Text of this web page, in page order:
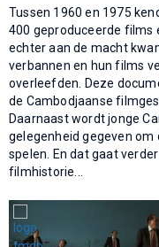
Tussen 1960 en 1975
400 geproduceerde films
echter aan de macht
verbannen en hun films
overleefden. Deze
de Cambodjaanse
Daarnaast wordt jonge
gelegenheid gegeven
spelen. En dat gaat
filmhistorie...